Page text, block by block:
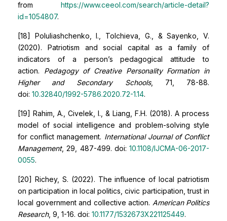
from https://www.ceeol.com/search/article-detail?
id=1054807.
[18] Poluliashchenko, I., Tolchieva, G., & Sayenko, V.
(2020). Patriotism and social capital as a family of
indicators of a person’s pedagogical attitude to
action. Pedagogy of Creative Personality Formation in
Higher and Secondary Schools, 71, 78-88.
doi: 10.32840/1992-5786.2020.72-1.14.
[19] Rahim, A., Civelek, I., & Liang, F.H. (2018). A process
model of social intelligence and problem-solving style
for conflict management. International Journal of Conflict
Management, 29, 487-499. doi: 10.1108/IJCMA-06-2017-
0055.
[20] Richey, S. (2022). The influence of local patriotism
on participation in local politics, civic participation, trust in
local government and collective action. American Politics
Research, 9, 1-16. doi: 10.1177/1532673X221125449.